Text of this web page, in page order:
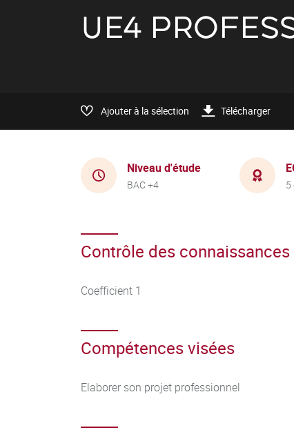
UE4
Ajouter à la sélection Télécharger
Niveau d'étude
BAC +4 5
Contrôle des connaissances
Coefficient 1
Compétences visées
Elaborer son projet professionnel